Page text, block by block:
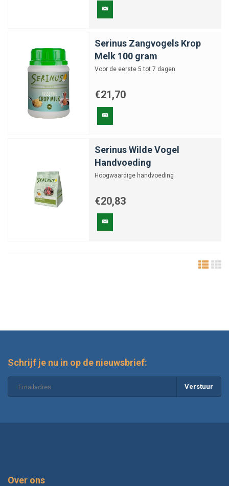
Serinus Zangvogels Krop
Melk 100 gram
Voor de eerste 5 tot 7 dagen
€21,70
Serinus Wilde Vogel
Handvoeding
Hoogwaardige handvoeding
€20,83
Schrijf je nu in op de nieuwsbrief:
Verstuur
Over ons